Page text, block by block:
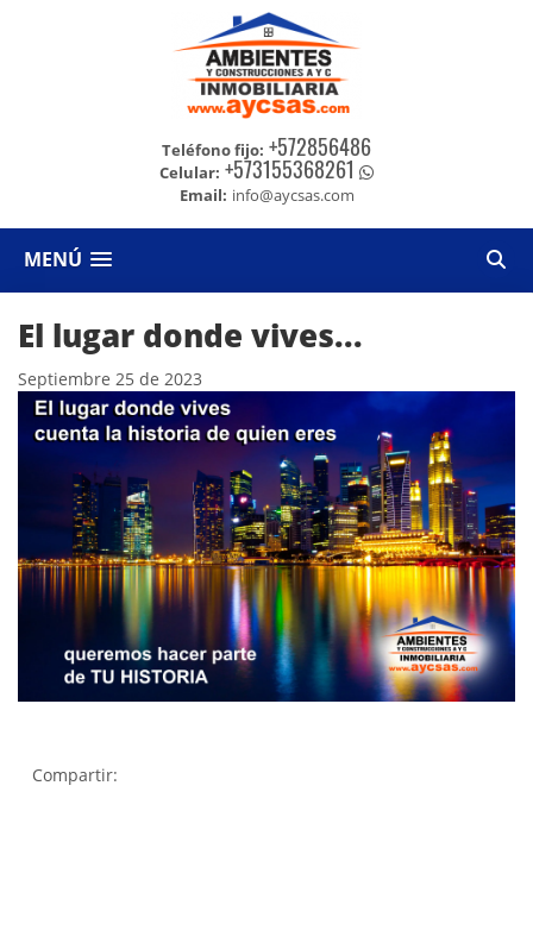
Teléfono fijo: +572856486
Celular: +573155368261
Email: info@aycsas.com
MENÚ
El lugar donde vives...
Septiembre 25 de 2023
Compartir: